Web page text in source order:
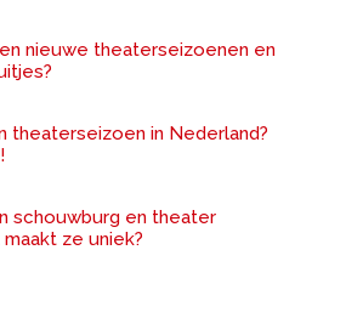
nieuwe theaterseizoenen en
theaterseizoen in Nederland?
schouwburg en theater
ze uniek?